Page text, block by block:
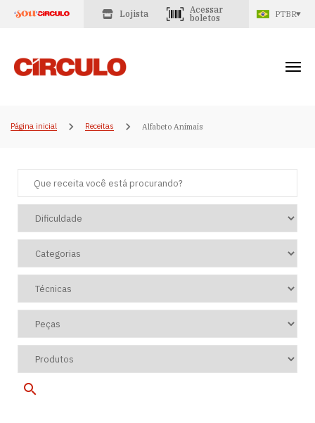
Lojista
Acessar
boletos
PTBR
Página inicial Receitas Alfabeto Animais